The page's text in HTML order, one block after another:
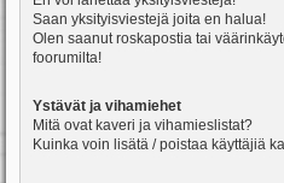
Saan yksityisviestejä joita en halua!
Olen saanut roskapostia tai
foorumilta!
Ystävät ja vihamiehet
Mitä ovat kaveri ja vihamieslistat?
Kuinka voin lisätä / poistaa käyttäjiä